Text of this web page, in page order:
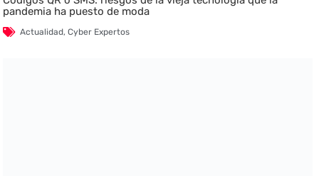
pandemia ha puesto de moda
Actualidad,Cyber Expertos